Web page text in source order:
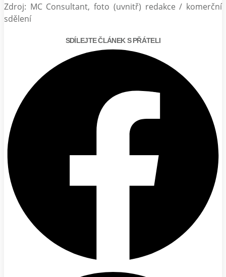
Zdroj: MC Consultant, foto (uvnitř) redakce / komerční
sdělení
SDÍLEJTE ČLÁNEK S PŘÁTELI